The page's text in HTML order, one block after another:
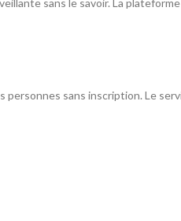
sans le savoir. La
sans inscription. Le